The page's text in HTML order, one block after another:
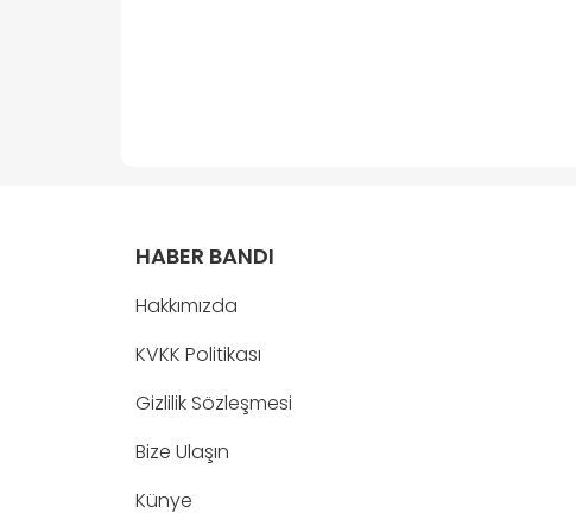
HABER BANDI
Hakkımızda
KVKK Politikası
Gizlilik Sözleşmesi
Bize Ulaşın
Künye